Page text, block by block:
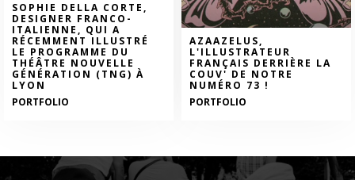
SOPHIE DELLA CORTE,
DESIGNER FRANCO-
ITALIENNE, QUI A
RÉCEMMENT ILLUSTRÉ
LE PROGRAMME DU
THÉÂTRE NOUVELLE
GÉNÉRATION (TNG) À
LYON
PORTFOLIO
AZAAZELUS,
L'ILLUSTRATEUR
FRANÇAIS DERRIÈRE LA
COUV' DE NOTRE
NUMÉRO 73 !
PORTFOLIO